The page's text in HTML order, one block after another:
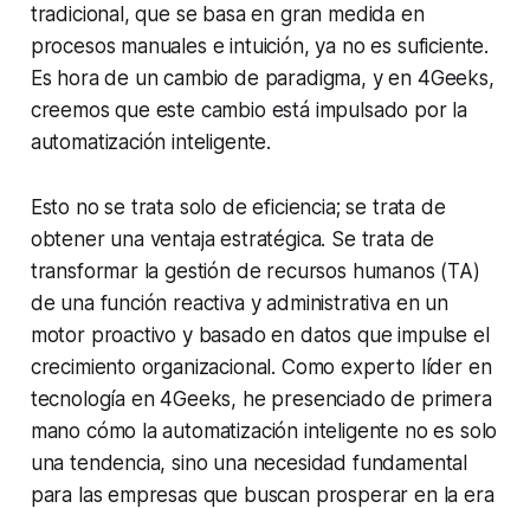
tradicional, que se basa en gran medida en
procesos manuales e intuición, ya no es suficiente.
Es hora de un cambio de paradigma, y en 4Geeks,
creemos que este cambio está impulsado por la
automatización inteligente.
Esto no se trata solo de eficiencia; se trata de
obtener una ventaja estratégica. Se trata de
transformar la gestión de recursos humanos (TA)
de una función reactiva y administrativa en un
motor proactivo y basado en datos que impulse el
crecimiento organizacional. Como experto líder en
tecnología en 4Geeks, he presenciado de primera
mano cómo la automatización inteligente no es solo
una tendencia, sino una necesidad fundamental
para las empresas que buscan prosperar en la era